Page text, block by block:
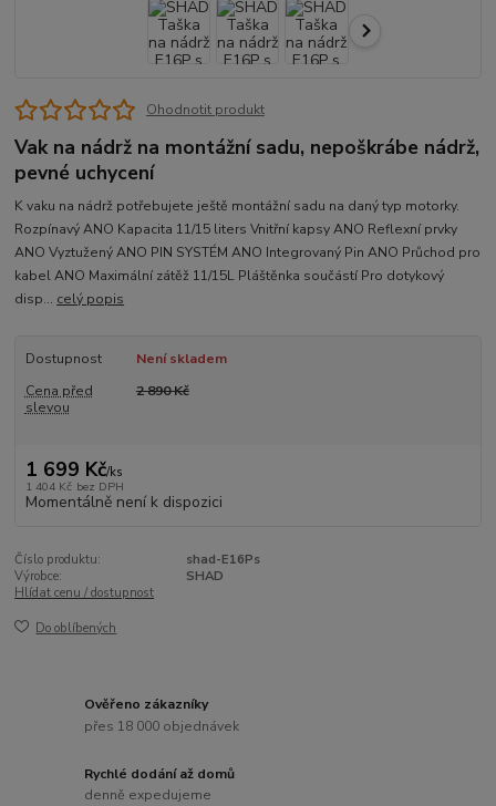
Ohodnotit produkt
Vak na nádrž na montážní sadu, nepoškrábe nádrž,
pevné uchycení
K vaku na nádrž potřebujete ještě montážní sadu na daný typ motorky.
Rozpínavý ANO Kapacita 11/15 liters Vnitřní kapsy ANO Reflexní prvky
ANO Vyztužený ANO PIN SYSTÉM ANO Integrovaný Pin ANO Průchod pro
kabel ANO Maximální zátěž 11/15L Pláštěnka součástí Pro dotykový
disp... celý popis
Dostupnost
Není skladem
Cena před
slevou
2 890 Kč
1 699 Kč/ks
1 404 Kč bez DPH
Momentálně není k dispozici
Číslo produktu:
shad-E16Ps
Výrobce:
SHAD
Hlídat cenu / dostupnost
Do oblíbených
Ověřeno zákazníky
přes 18 000 objednávek
Rychlé dodání až domů
denně expedujeme